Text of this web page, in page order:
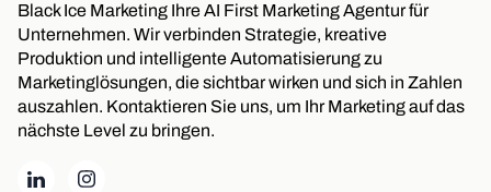
Black Ice Marketing Ihre AI First Marketing Agentur für
Unternehmen. Wir verbinden Strategie, kreative
Produktion und intelligente Automatisierung zu
Marketinglösungen, die sichtbar wirken und sich in Zahlen
auszahlen. Kontaktieren Sie uns, um Ihr Marketing auf das
nächste Level zu bringen.